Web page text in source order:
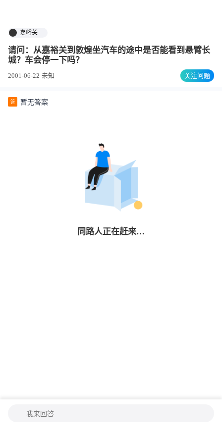
嘉峪关
请问：从嘉裕关到敦煌坐汽车的途中是否能看到悬臂长
城？车会停一下吗？
2001-06-22 未知 关注问题
答 暂无答案
同路人正在赶来…